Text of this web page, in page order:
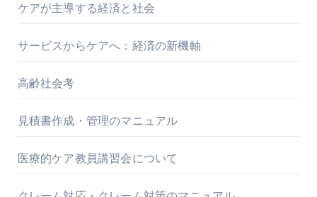
ケアが主導する経済と社会
サービスからケアへ：経済の新機軸
高齢社会考
見積書作成・管理のマニュアル
医療的ケア教員講習会について